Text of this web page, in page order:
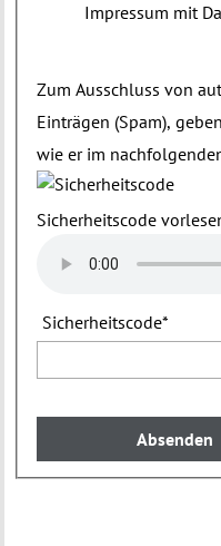
Impressum mit
Zum Ausschluss von
Einträgen (Spam),
wie er im
Sicherheitscode
Sicherheitscode*